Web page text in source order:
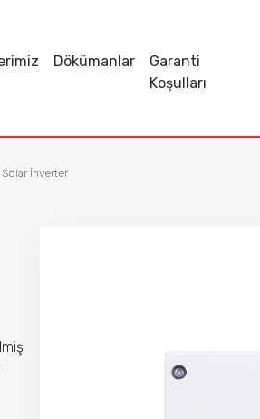
Dökümanlar
Garanti
Koşulları
İnverter